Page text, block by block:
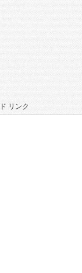
リンク